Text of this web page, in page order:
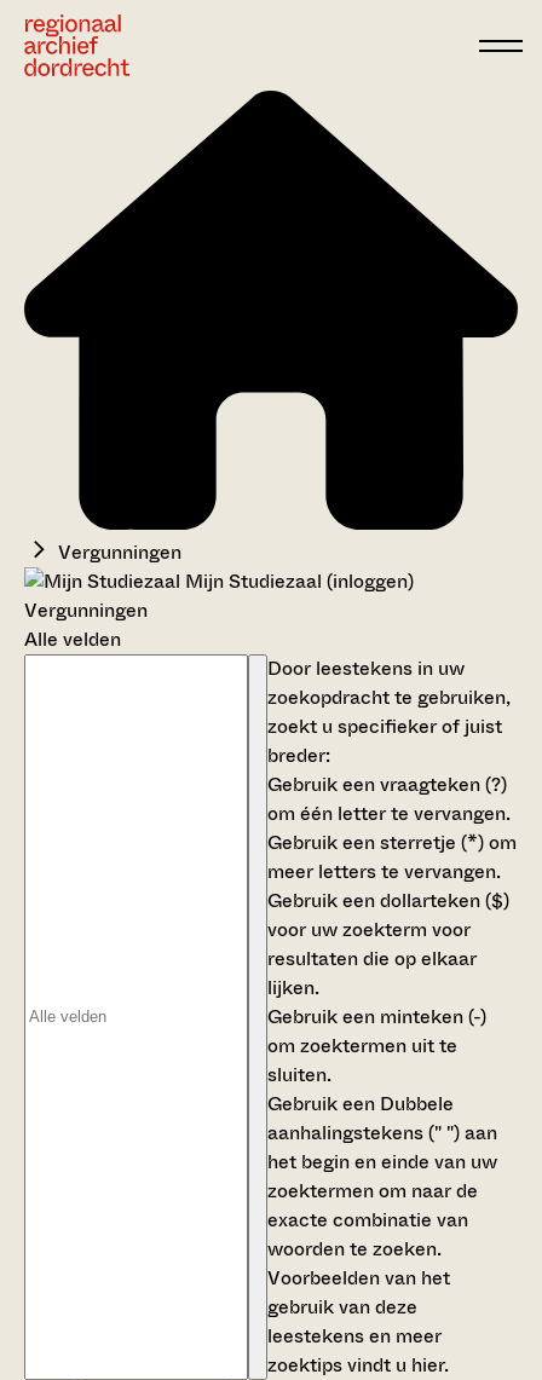
Vergunningen
Mijn Studiezaal (inloggen)
Vergunningen
Alle velden
Door leestekens in uw
zoekopdracht te gebruiken,
zoekt u specifieker of juist
breder:
Gebruik eenvraagteken (?)
om één letter te vervangen.
Gebruik eensterretje (*)om
meer letters te vervangen.
Gebruik eendollarteken ($)
voor uw zoekterm voor
resultaten die op elkaar
lijken.
Gebruik een minteken (-)
om zoektermen uit te
sluiten.
Gebruik een Dubbele
aanhalingstekens (" ")aan
het begin en einde van uw
zoektermen om naar de
exacte combinatie van
woorden te zoeken.
Voorbeelden van het
gebruik van deze
leestekens en meer
zoektips vindt u hier.